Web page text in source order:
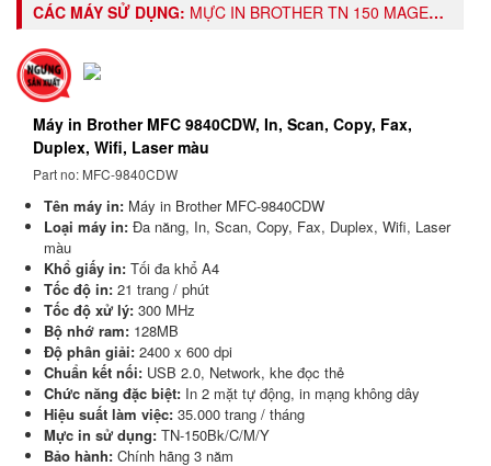
CÁC MÁY SỬ DỤNG: MỰC IN BROTHER TN 150 MAGENTA TONER CARTRIDGE (TN-150M)
Máy in Brother MFC 9840CDW, In, Scan, Copy, Fax,
Duplex, Wifi, Laser màu
Part no: MFC-9840CDW
Tên máy in: Máy in Brother MFC-9840CDW
Loại máy in: Đa năng, In, Scan, Copy, Fax, Duplex, Wifi, Laser
màu
Khổ giấy in: Tối đa khổ A4
Tốc độ in: 21 trang / phút
Tốc độ xử lý: 300 MHz
Bộ nhớ ram: 128MB
Độ phân giải: 2400 x 600 dpi
Chuẩn kết nối: USB 2.0, Network, khe đọc thẻ
Chức năng đặc biệt: In 2 mặt tự động, in mạng không dây
Hiệu suất làm việc: 35.000 trang / tháng
Mực in sử dụng: TN-150Bk/C/M/Y
Bảo hành: Chính hãng 3 năm